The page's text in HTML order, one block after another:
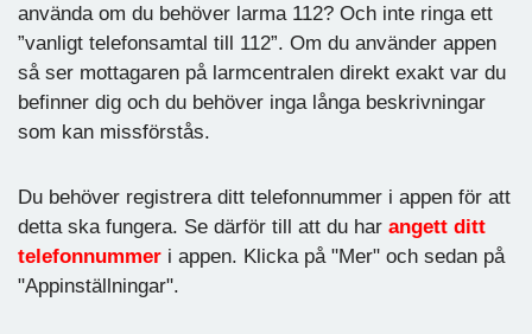
använda om du behöver larma 112? Och inte ringa ett
”vanligt telefonsamtal till 112”. Om du använder appen
så ser mottagaren på larmcentralen direkt exakt var du
befinner dig och du behöver inga långa beskrivningar
som kan missförstås.
Du behöver registrera ditt telefonnummer i appen för att
detta ska fungera. Se därför till att du har angett ditt
telefonnummer i appen. Klicka på "Mer" och sedan på
"Appinställningar".